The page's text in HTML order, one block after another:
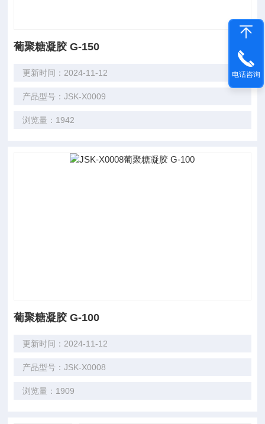
葡聚糖凝胶 G-150
更新时间：2024-11-12
产品型号：JSK-X0009
浏览量：1942
葡聚糖凝胶 G-100
更新时间：2024-11-12
产品型号：JSK-X0008
浏览量：1909
电话咨询